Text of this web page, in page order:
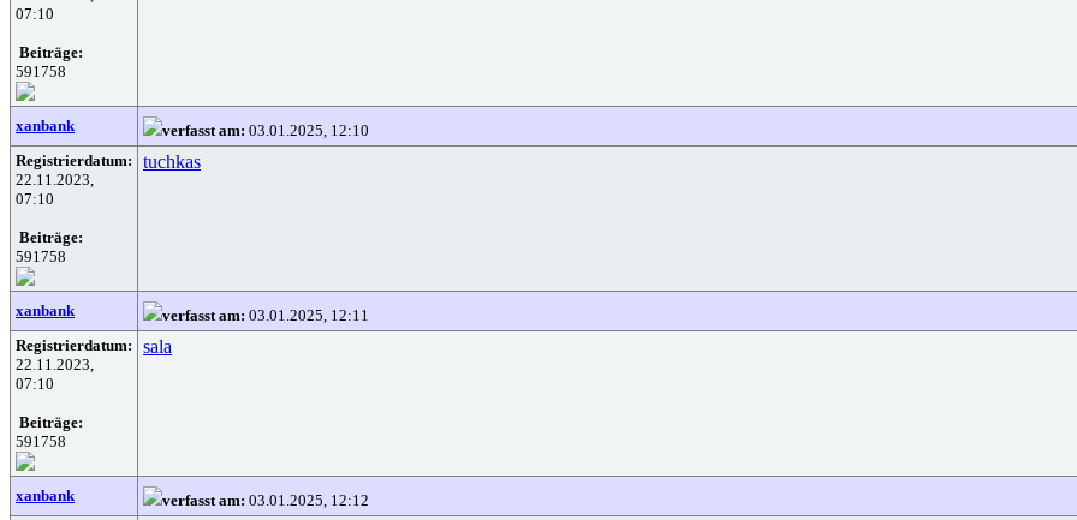
07:10
Beiträge:
591758
xanbank verfasst am: 03.01.2025, 12:10
Registrierdatum:
22.11.2023,
07:10
Beiträge:
591758
tuchkas
xanbank verfasst am: 03.01.2025, 12:11
Registrierdatum:
22.11.2023,
07:10
Beiträge:
591758
sala
xanbank verfasst am: 03.01.2025, 12:12